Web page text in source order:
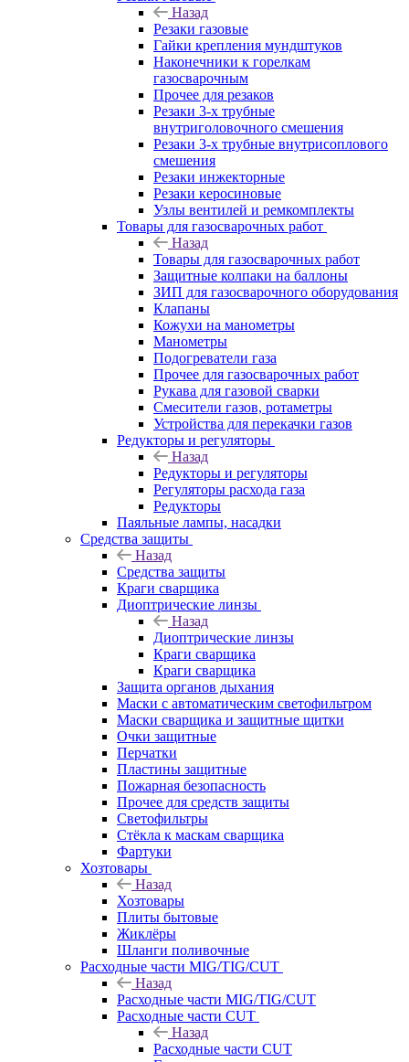
Назад
Резаки газовые
Гайки крепления мундштуков
Наконечники к горелкам
газосварочным
Прочее для резаков
Резаки 3-х трубные
внутриголовочного смешения
Резаки 3-х трубные внутрисоплового
смешения
Резаки инжекторные
Резаки керосиновые
Узлы вентилей и ремкомплекты
Товары для газосварочных работ
Назад
Товары для газосварочных работ
Защитные колпаки на баллоны
ЗИП для газосварочного оборудования
Клапаны
Кожухи на манометры
Манометры
Подогреватели газа
Прочее для газосварочных работ
Рукава для газовой сварки
Смесители газов, ротаметры
Устройства для перекачки газов
Редукторы и регуляторы
Назад
Редукторы и регуляторы
Регуляторы расхода газа
Редукторы
Паяльные лампы, насадки
Средства защиты
Назад
Средства защиты
Краги сварщика
Диоптрические линзы
Назад
Диоптрические линзы
Краги сварщика
Краги сварщика
Защита органов дыхания
Маски с автоматическим светофильтром
Маски сварщика и защитные щитки
Очки защитные
Перчатки
Пластины защитные
Пожарная безопасность
Прочее для средств защиты
Светофильтры
Стёкла к маскам сварщика
Фартуки
Хозтовары
Назад
Хозтовары
Плиты бытовые
Жиклёры
Шланги поливочные
Расходные части MIG/TIG/CUT
Назад
Расходные части MIG/TIG/CUT
Расходные части CUT
Назад
Расходные части CUT